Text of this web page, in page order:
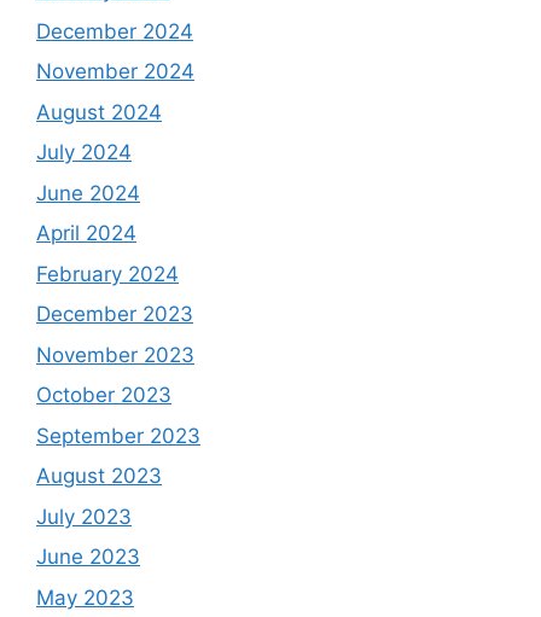
December 2024
November 2024
August 2024
July 2024
June 2024
April 2024
February 2024
December 2023
November 2023
October 2023
September 2023
August 2023
July 2023
June 2023
May 2023